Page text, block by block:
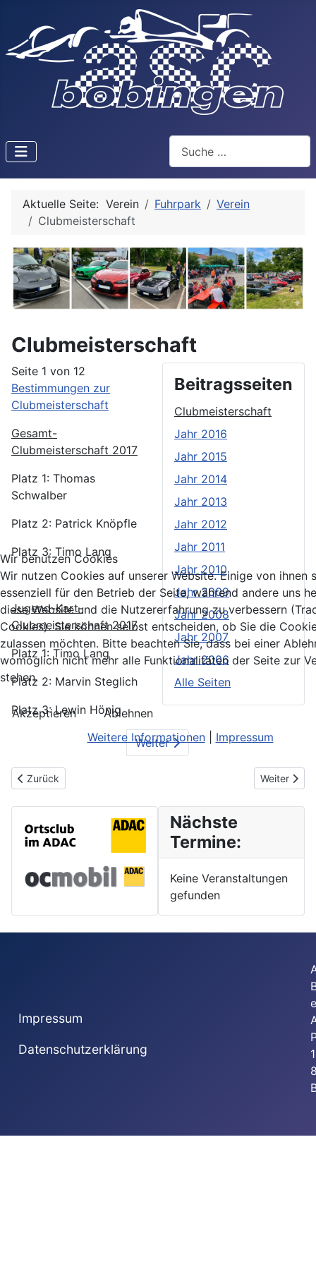
Aktuelle Seite: Verein Fuhrpark
Verein
Clubmeisterschaft
Clubmeisterschaft
Beitragsseiten
Clubmeisterschaft
Jahr 2016
Jahr 2015
Jahr 2014
Jahr 2013
Jahr 2012
Jahr 2011
Jahr 2010
Jahr 2009
Jahr 2008
Jahr 2007
Jahr 2006
Alle Seiten
Seite 1 von 12
Bestimmungen zur
Clubmeisterschaft
Gesamt-
Clubmeisterschaft 2017
Platz 1: Thomas
Schwalber
Platz 2: Patrick Knöpfle
Platz 3: Timo Lang
Jugend-Kart-
Clubmeisterschaft 2017
Platz 1: Timo Lang
Platz 2: Marvin Steglich
Platz 3: Lewin Hönig
Weiter
Vorheriger Beitrag: Fuhrpark
Zurück Nächster
Weiter
Nächste
Termine:
Keine Veranstaltungen
gefunden
Impressum
Datenschutzerklärung
Wir benutzen Cookies
Wir nutzen Cookies auf unserer Website. Einige von ihnen
essenziell für den Betrieb der Seite, während andere uns
diese Website und die Nutzererfahrung zu verbessern
Cookies). Sie können selbst entscheiden, ob Sie die
zulassen möchten. Bitte beachten Sie, dass bei einer
womöglich nicht mehr alle Funktionalitäten der Seite zur
stehen.
Akzeptieren
Ablehnen
Weitere Informationen| Impressum